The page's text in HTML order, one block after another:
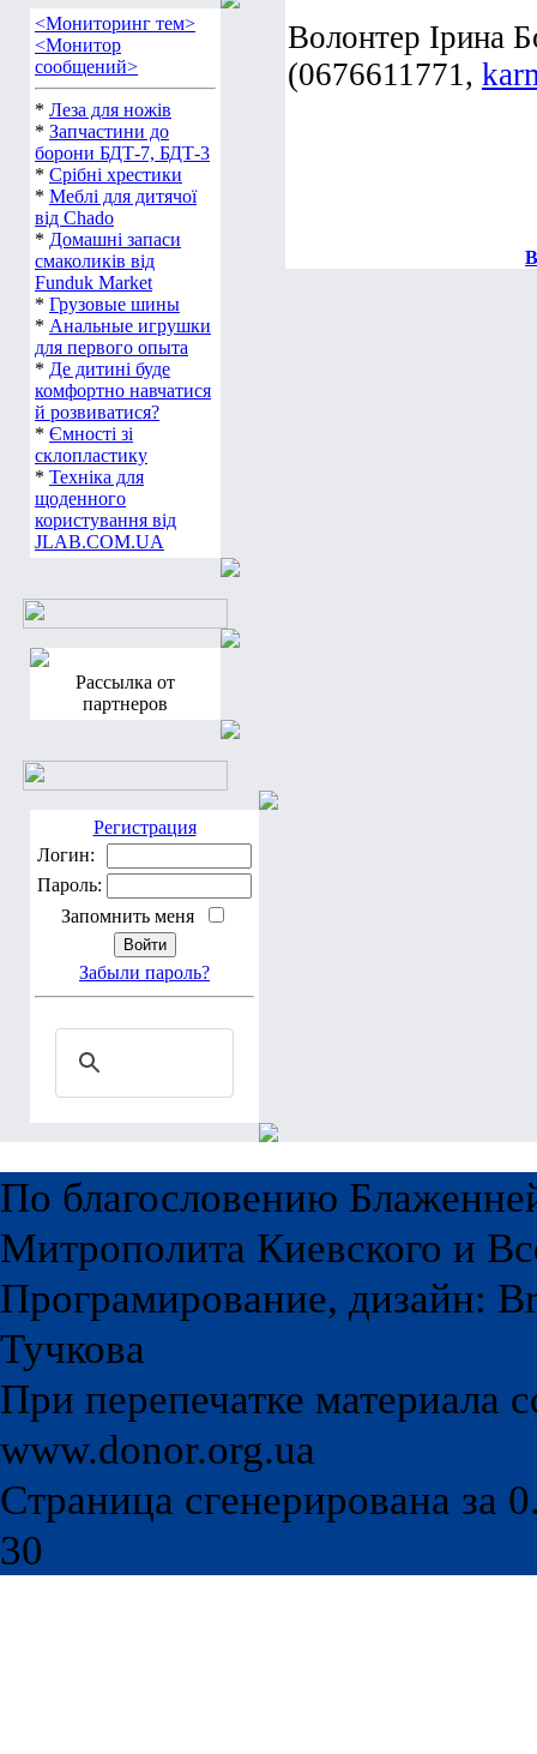
<Мониторинг тем>
<Монитор
сообщений>
* Леза для ножів
* Запчастини до
борони БДТ-7, БДТ-3
* Срібні хрестики
* Меблі для дитячої
від Chado
* Домашні запаси
смаколиків від
Funduk Market
* Грузовые шины
* Анальные игрушки
для первого опыта
* Де дитині буде
комфортно навчатися
й розвиватися?
* Ємності зі
склопластику
* Техніка для
щоденного
користування від
JLAB.COM.UA
Рассылка от
партнеров
Регистрация
Логин:
Пароль:
Запомнить меня
Забыли пароль?
Волонтер Ірина
(0676611771,
По благословению
Митрополита Киевского и
Програмирование, дизайн:
Тучкова
При перепечатке материала
www.donor.org.ua
Страница сгенерирована за
30